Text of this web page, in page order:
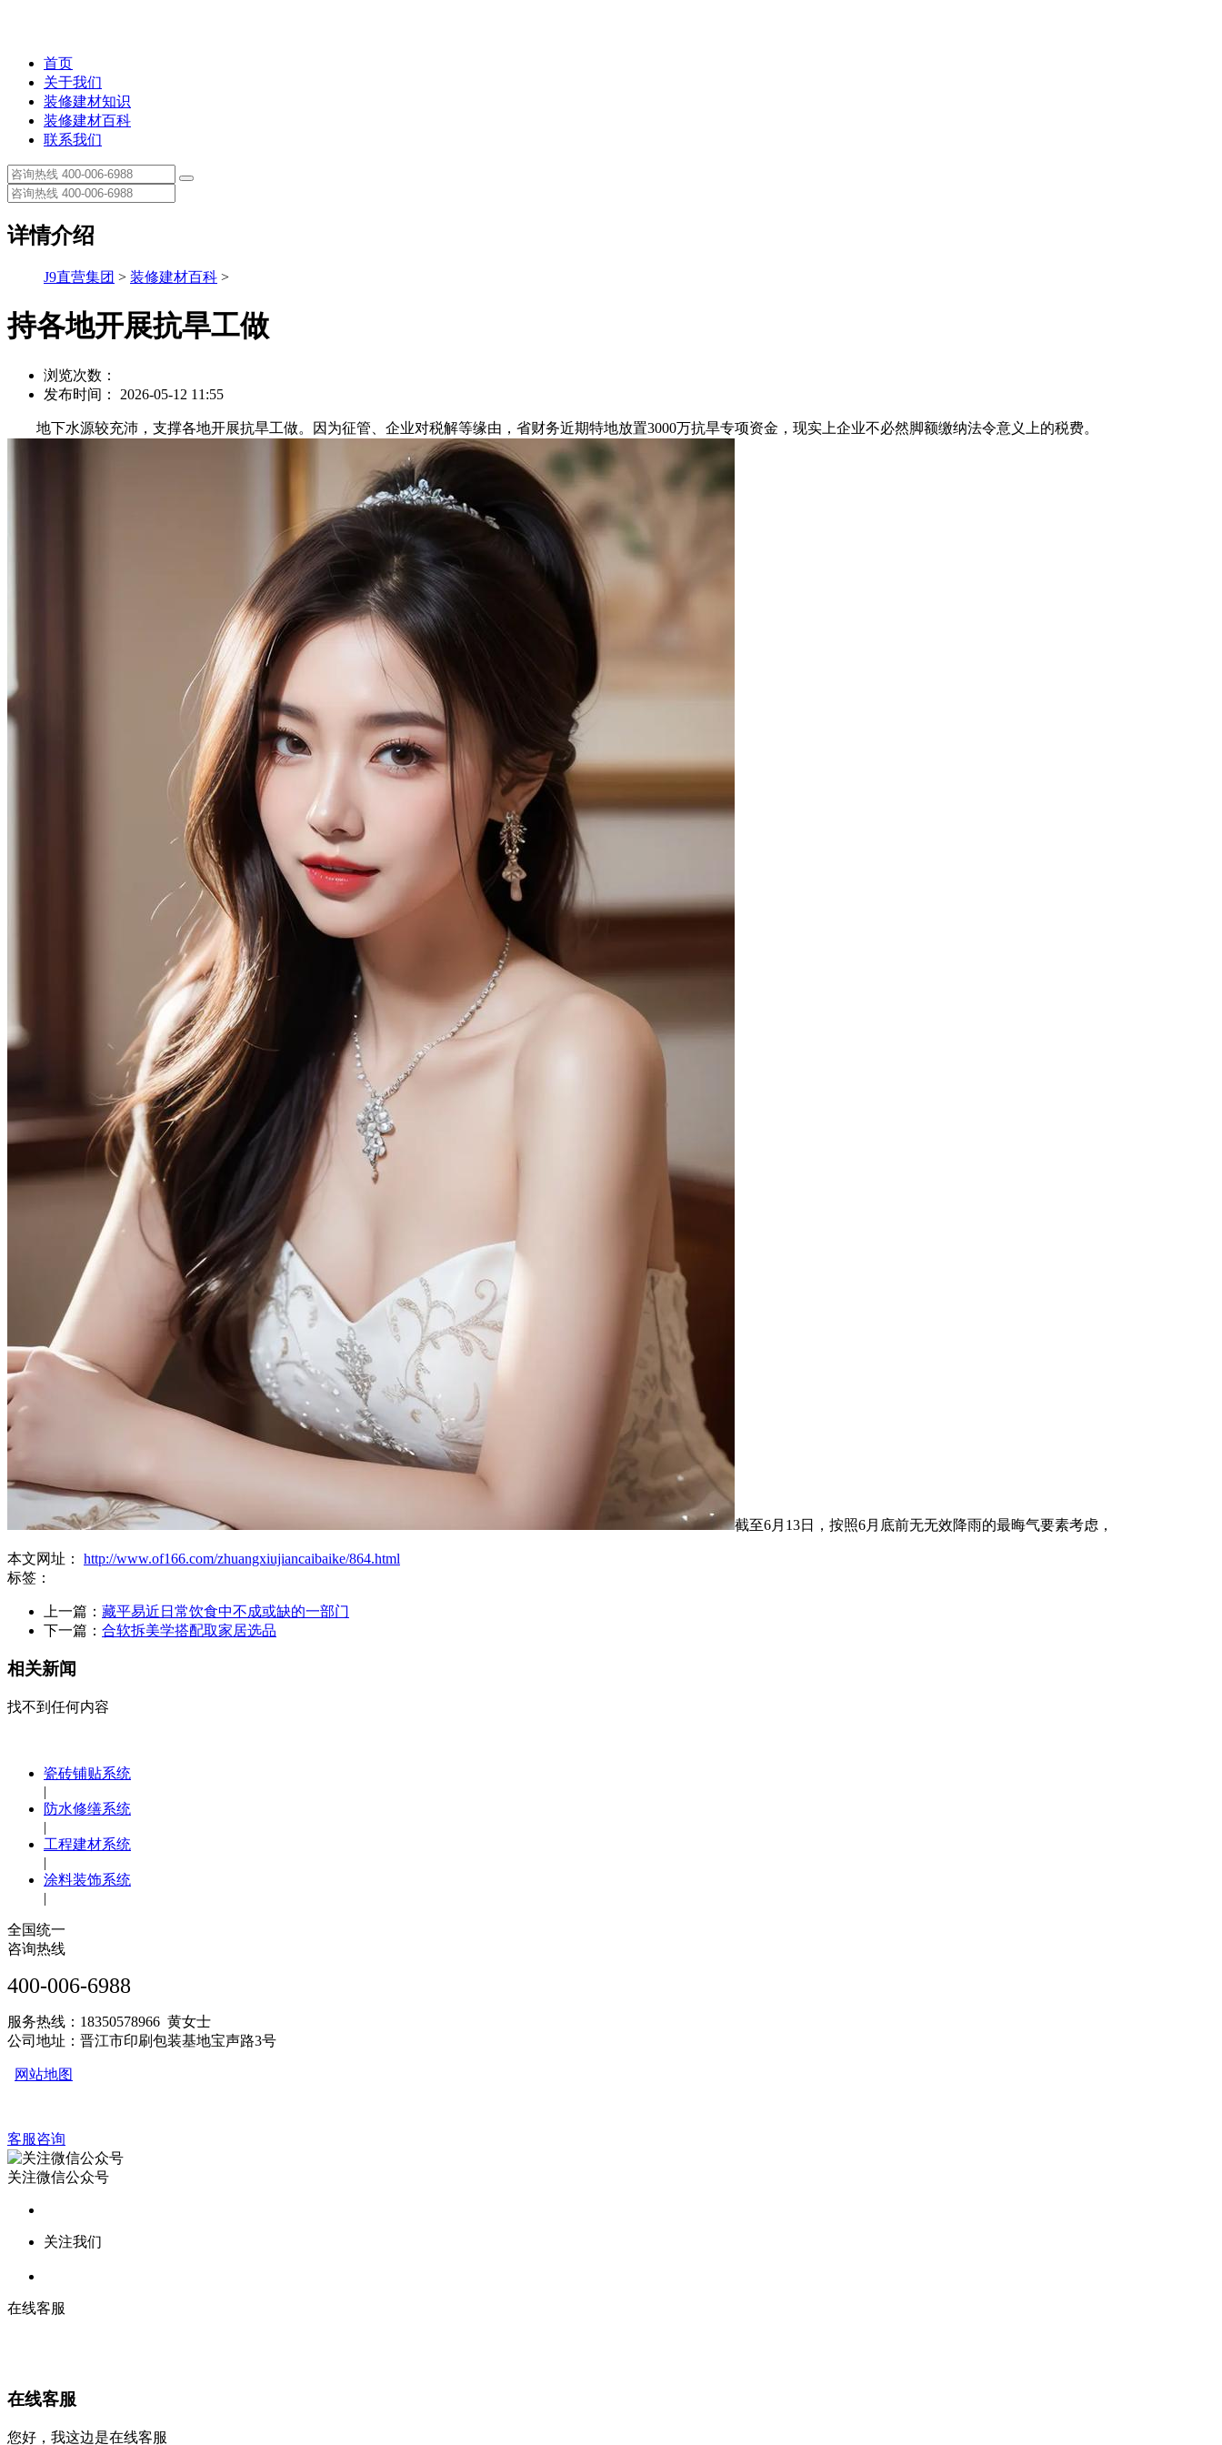
首页
关于我们
装修建材知识
装修建材百科
联系我们
详情介绍
J9直营集团 > 装修建材百科 >
持各地开展抗旱工做
浏览次数：
发布时间： 2026-05-12 11:55
地下水源较充沛，支撑各地开展抗旱工做。因为征管、企业对税解等缘由，省财务近期特地放置3000万抗旱专项资金，现实上企业不必然脚额缴纳法令意义上的税费。
截至6月13日，按照6月底前无无效降雨的最晦气要素考虑，
本文网址： http://www.of166.com/zhuangxiujiancaibaike/864.html
标签：
上一篇： 藏平易近日常饮食中不成或缺的一部门
下一篇： 合软拆美学搭配取家居选品
相关新闻
找不到任何内容
瓷砖铺贴系统
|
防水修缮系统
|
工程建材系统
|
涂料装饰系统
|
全国统一
咨询热线
400-006-6988
服务热线：18350578966 黄女士
公司地址：晋江市印刷包装基地宝声路3号
网站地图
客服咨询
关注微信公众号
关注我们
在线客服
在线客服
您好，我这边是在线客服